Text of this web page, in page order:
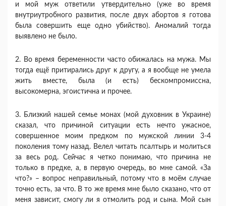
и мой муж ответили утвердительно (уже во время
внутриутробного развития, после двух абортов я готова
была совершить еще одно убийство). Аномалий тогда
выявлено не было.
2. Во время беременности часто обижалась на мужа. Мы
тогда ещё притирались друг к другу, а я вообще не умела
жить вместе, была (и есть) бескомпромиссна,
высокомерна, эгоистична и прочее.
3. Близкий нашей семье монах (мой духовник в Украине)
сказал, что причиной ситуации есть нечто ужасное,
совершенное моим предком по мужской линии 3-4
поколения тому назад. Велел читать псалтырь и молиться
за весь род. Сейчас я четко понимаю, что причина не
только в предке, а, в первую очередь, во мне самой. «За
что?» – вопрос неправильный, потому что в моём случае
точно есть, за что. В то же время мне было сказано, что от
меня зависит, смогу ли я отмолить род и сына. Мой сын